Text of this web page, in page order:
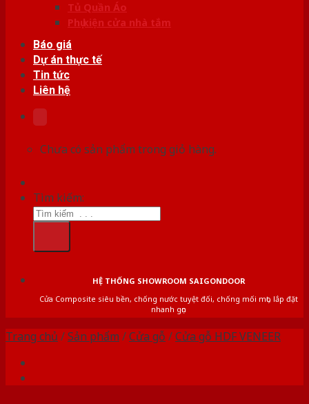
Tủ Quần Áo
Phụ kiện cửa nhà tắm
Báo giá
Dự án thực tế
Tin tức
Liên hệ
Chưa có sản phẩm trong giỏ hàng.
Tìm kiếm:
HỆ THỐNG SHOWROOM SAIGONDOOR
Cửa Composite siêu bền, chống nước tuyệt đối, chống mối mọt, lắp đặt
nhanh gọn
Trang chủ /Sản phẩm /Cửa gỗ /Cửa gỗ HDF VENEER